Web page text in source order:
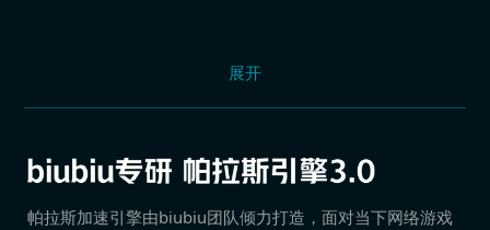
展开
帕拉斯加速引擎由biubiu团队倾力打造，面对当下网络游戏